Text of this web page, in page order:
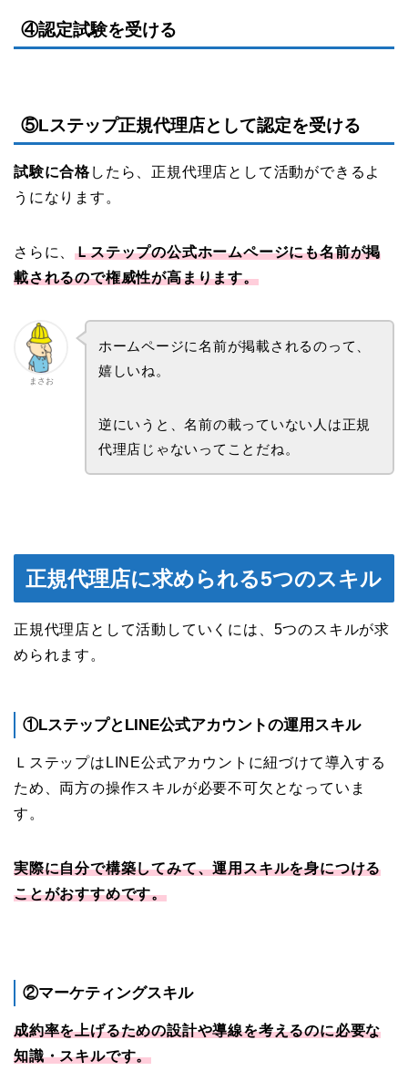
④認定試験を受ける
⑤Lステップ正規代理店として認定を受ける
試験に合格したら、正規代理店として活動ができるよ
うになります。
さらに、Ｌステップの公式ホームページにも名前が掲
載されるので権威性が高まります。
まさお
ホームページに名前が掲載されるのって、
嬉しいね。
逆にいうと、名前の載っていない人は正規
代理店じゃないってことだね。
正規代理店に求められる5つのスキル
正規代理店として活動していくには、5つのスキルが求
められます。
①LステップとLINE公式アカウントの運用スキル
ＬステップはLINE公式アカウントに紐づけて導入する
ため、両方の操作スキルが必要不可欠となっていま
す。
実際に自分で構築してみて、運用スキルを身につける
ことがおすすめです。
②マーケティングスキル
成約率を上げるための設計や導線を考えるのに必要な
知識・スキルです。